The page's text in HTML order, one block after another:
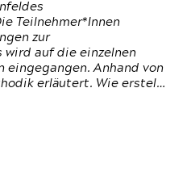
Teilnehmer*Innen
zur
wird auf die einzelnen
eingegangen. Anhand von
erläutert. Wie erstel…